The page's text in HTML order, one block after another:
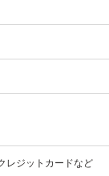
レジットカードなど